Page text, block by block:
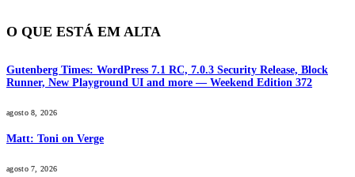
O QUE ESTÁ EM ALTA
Gutenberg Times: WordPress 7.1 RC, 7.0.3 Security Release, Block
Runner, New Playground UI and more — Weekend Edition 372
agosto 8, 2026
Matt: Toni on Verge
agosto 7, 2026